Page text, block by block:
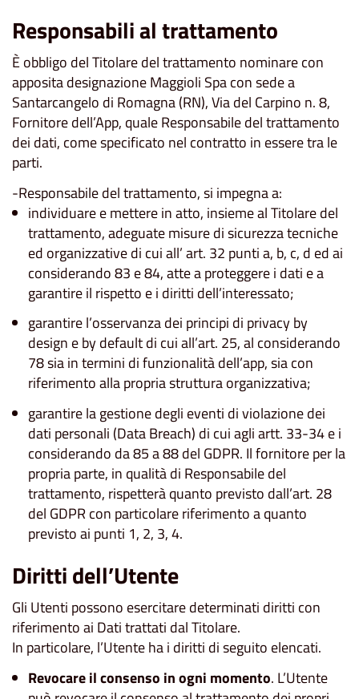
Responsabili al trattamento
È obbligo del Titolare del trattamento nominare con
apposita designazione Maggioli Spa con sede a
Santarcangelo di Romagna (RN), Via del Carpino n. 8,
Fornitore dell’App, quale Responsabile del trattamento
dei dati, come specificato nel contratto in essere tra le
parti.
-Responsabile del trattamento, si impegna a:
individuare e mettere in atto, insieme al Titolare del
trattamento, adeguate misure di sicurezza tecniche
ed organizzative di cui all’ art. 32 punti a, b, c, d ed ai
considerando 83 e 84, atte a proteggere i dati e a
garantire il rispetto e i diritti dell’interessato;
garantire l’osservanza dei principi di privacy by
design e by default di cui all’art. 25, al considerando
78 sia in termini di funzionalità dell’app, sia con
riferimento alla propria struttura organizzativa;
garantire la gestione degli eventi di violazione dei
dati personali (Data Breach) di cui agli artt. 33-34 e i
considerando da 85 a 88 del GDPR. Il fornitore per la
propria parte, in qualità di Responsabile del
trattamento, rispetterà quanto previsto dall’art. 28
del GDPR con particolare riferimento a quanto
previsto ai punti 1, 2, 3, 4.
Diritti dell’Utente
Gli Utenti possono esercitare determinati diritti con
riferimento ai Dati trattati dal Titolare.
In particolare, l’Utente ha i diritti di seguito elencati.
Revocare il consenso in ogni momento. L’Utente